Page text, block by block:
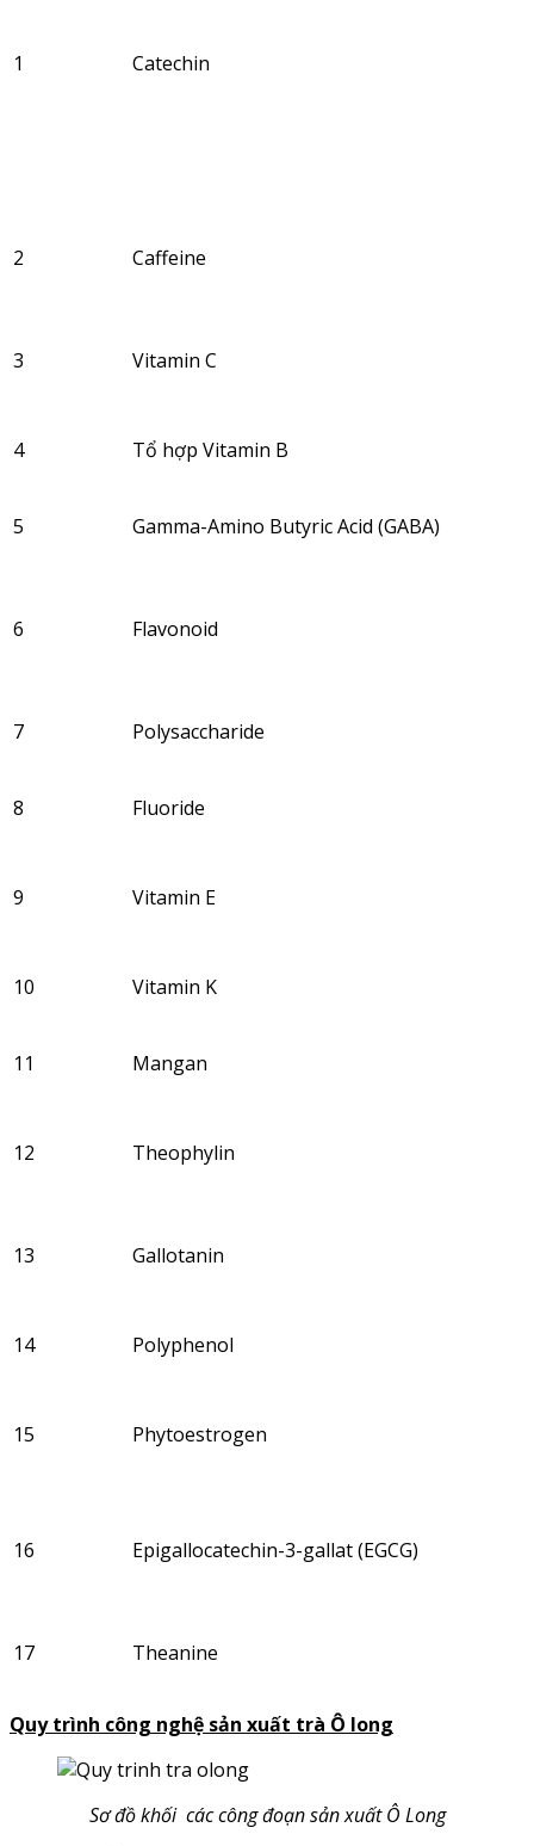
1 Catechin
2 Caffeine
3 Vitamin C
4 Tổ hợp Vitamin B
5 Gamma-Amino Butyric Acid (GABA)
6 Flavonoid
7 Polysaccharide
8 Fluoride
9 Vitamin E
10 Vitamin K
11 Mangan
12 Theophylin
13 Gallotanin
14 Polyphenol
15 Phytoestrogen
16 Epigallocatechin-3-gallat (EGCG)
17 Theanine
Quy trình công nghệ sản xuất trà Ô long
Sơ đồ khối các công đoạn sản xuất Ô Long